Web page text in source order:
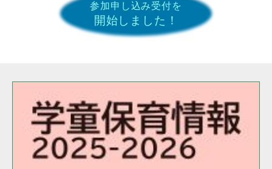
参加申し込み受付を
開始しました！